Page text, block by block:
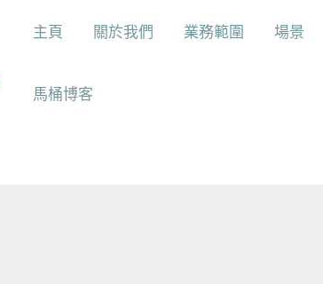
主頁 關於我們 業務範圍 場景
馬桶博客